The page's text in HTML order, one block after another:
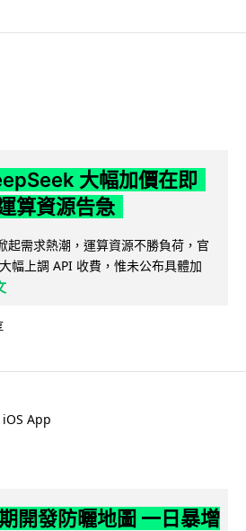
大幅加價在即
算資源告急
起需求熱潮，運算資源不勝負荷，官
幅上調 API 收費，惟未公布具體加
iOS App
開發防曬地圖 一日暴增